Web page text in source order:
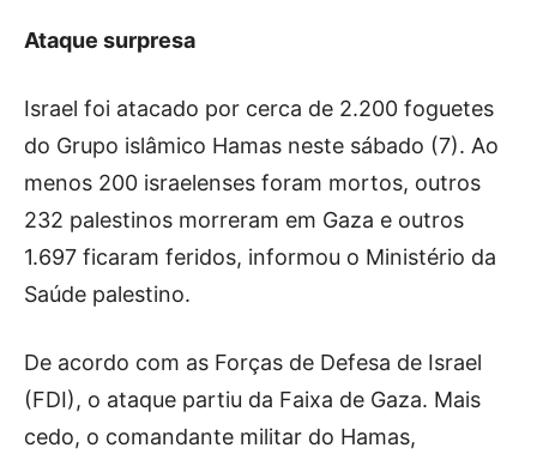
Ataque surpresa
Israel foi atacado por cerca de 2.200 foguetes
do Grupo islâmico Hamas neste sábado (7). Ao
menos 200 israelenses foram mortos, outros
232 palestinos morreram em Gaza e outros
1.697 ficaram feridos, informou o Ministério da
Saúde palestino.
De acordo com as Forças de Defesa de Israel
(FDI), o ataque partiu da Faixa de Gaza. Mais
cedo, o comandante militar do Hamas,